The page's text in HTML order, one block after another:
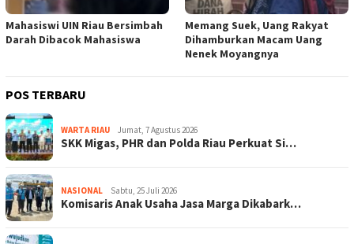
Mahasiswi UIN Riau Bersimbah
Darah Dibacok Mahasiswa
Memang Suek, Uang Rakyat
Dihamburkan Macam Uang
Nenek Moyangnya
POS TERBARU
WARTA RIAU Jumat, 7 Agustus 2026
SKK Migas, PHR dan Polda Riau Perkuat Si…
NASIONAL Sabtu, 25 Juli 2026
Komisaris Anak Usaha Jasa Marga Dikabark…